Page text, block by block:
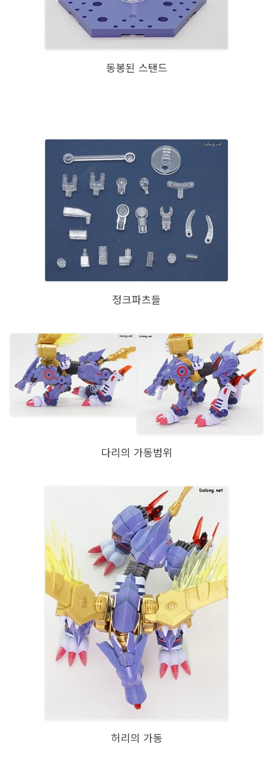
동봉된 스탠드
정크파츠들
다리의 가동범위
허리의 가동